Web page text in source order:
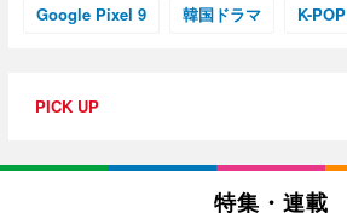
Google Pixel 9 韓国ドラマ K-POP
PICK UP
特集・連載